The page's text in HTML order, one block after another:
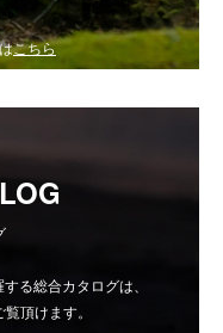
こちら
る総合カタログは、
頂けます。